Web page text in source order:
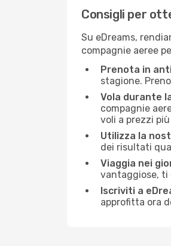
Consigli per
Su eDreams,
compagnie aeree
Prenota in
stagione.
Vola durante
compagnie
voli a prezzi
Utilizza la
dei risultati
Viaggia nei
vantaggiose, ti
Iscriviti a
approfitta ora